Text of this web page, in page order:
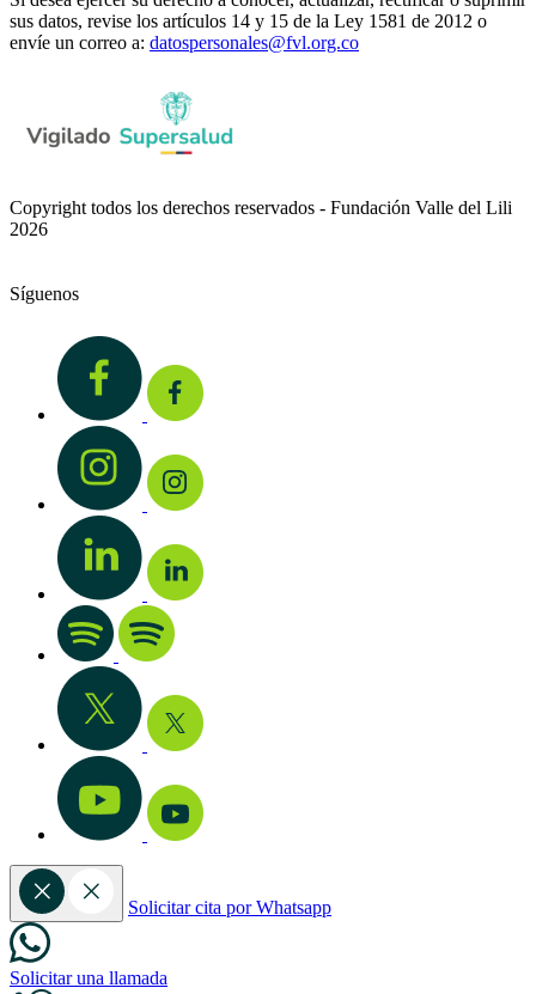
sus datos, revise los artículos 14 y 15 de la Ley 1581 de 2012 o
envíe un correo a: datospersonales@fvl.org.co
Copyright todos los derechos reservados - Fundación Valle del Lili
2026
Síguenos
Solicitar cita por Whatsapp
Solicitar una llamada